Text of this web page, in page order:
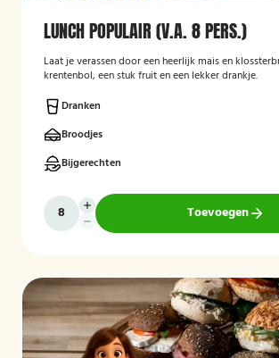
LUNCH POPULAIR (V.A. 8 PERS.)
Laat je verassen door een heerlijk mais en
krentenbol, een stuk fruit en een lekker drankje.
Dranken
Broodjes
Bijgerechten
Toevoegen